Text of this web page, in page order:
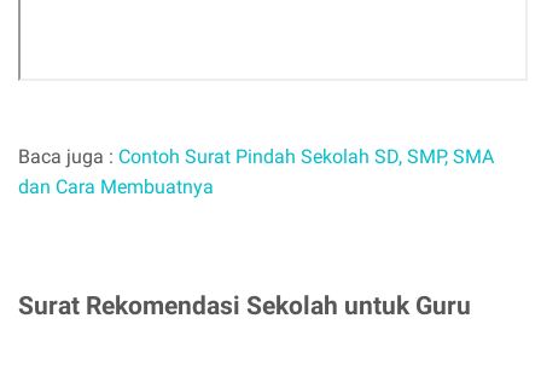
Baca juga : Contoh Surat Pindah Sekolah SD, SMP, SMA
dan Cara Membuatnya
Surat Rekomendasi Sekolah untuk Guru